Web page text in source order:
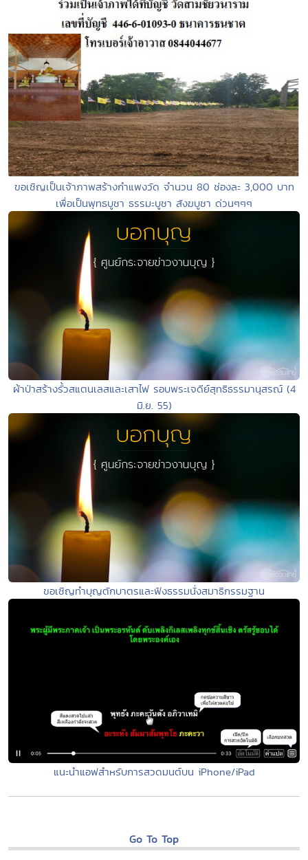
ขอเชิญเป็นเจ้าภาพสร้างกำแพงวัด จำนวน 80 ช่องละ 3,000 บาท
เพื่อเป็นพุทธบูชา ธรรมะบูชา สังฆบูชา ด่วนๆๆๆ
ผ้าป่าสร้างรั้วสแตนเลสและเสาไฟ รอบพระเจดีย์สุทธิธรรมานุสรณ์ (4
มิ.ย. 55)
ขอเชิญทำบุญตักบาตรและฟังธรรมนั่งสมาธิกรรมฐาน
แนะนำแอฟสำหรับการสวดมนต์บน iPhone/iPad
Go To Top